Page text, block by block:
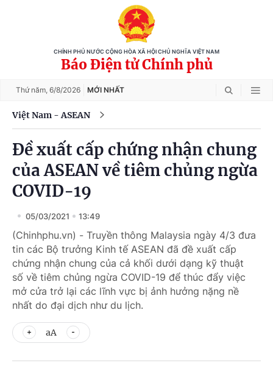
CHÍNH PHỦ NƯỚC CỘNG HÒA XÃ HỘI CHỦ NGHĨA VIỆT NAM
Báo Điện tử Chính phủ
Thứ năm, 6/8/2026 MỚI NHẤT
Việt Nam - ASEAN
Đề xuất cấp chứng nhận chung
của ASEAN về tiêm chủng ngừa
COVID-19
05/03/2021 13:49
(Chinhphu.vn) - Truyền thông Malaysia ngày 4/3 đưa
tin các Bộ trưởng Kinh tế ASEAN đã đề xuất cấp
chứng nhận chung của cả khối dưới dạng kỹ thuật
số về tiêm chủng ngừa COVID-19 để thúc đẩy việc
mở cửa trở lại các lĩnh vực bị ảnh hưởng nặng nề
nhất do đại dịch như du lịch.
aA